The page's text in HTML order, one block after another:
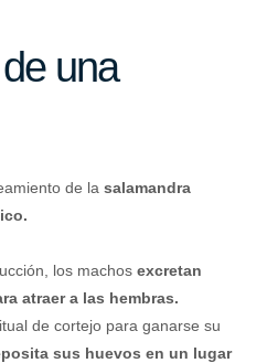
una
de la salamandra
los machos excretan
atraer a las hembras.
de cortejo para ganarse su
sus huevos en un lugar